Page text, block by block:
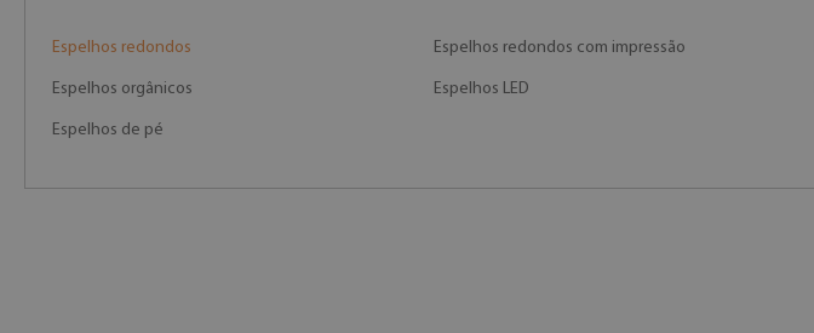
Espelhos redondos Espelhos redondos com impressão
Espelhos orgânicos Espelhos LED
Espelhos de pé